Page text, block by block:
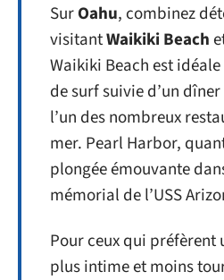
SurOahu, combinez
visitantWaikiki Beach
Waikiki Beach est
de surf suivie d’un
l’un des nombreux
mer. Pearl Harbor,
plongée émouvante
mémorial de l’USS
Pour ceux qui préfèrent
plus intime et moins